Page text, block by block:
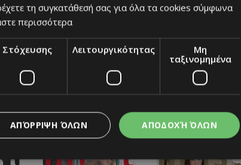
must Ιουνίου must Μαΐου
τη συγκατάθεσή σας για όλα τα cookies σύμφωνα
περισσότερα
Στόχευσης Λειτουργικότητας
Μη
ταξινομημένα
ΑΠΟΔΟΧΉ ΌΛΩΝ
ΑΠΌΡΡΙΨΗ ΌΛΩΝ